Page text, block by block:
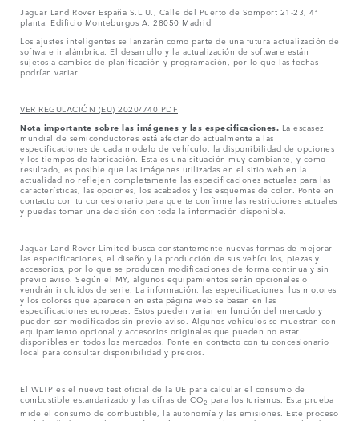
Jaguar Land Rover España S.L.U., Calle del Puerto de Somport 21-23, 4ª
planta, Edificio Monteburgos A, 28050 Madrid
Los ajustes inteligentes se lanzarán como parte de una futura actualización de
software inalámbrica. El desarrollo y la actualización de software están
sujetos a cambios de planificación y programación, por lo que las fechas
podrían variar.
VER REGULACIÓN (EU) 2020/740 PDF
Nota importante sobre las imágenes y las especificaciones. La escasez
mundial de semiconductores está afectando actualmente a las
especificaciones de cada modelo de vehículo, la disponibilidad de opciones
y los tiempos de fabricación. Esta es una situación muy cambiante, y como
resultado, es posible que las imágenes utilizadas en el sitio web en la
actualidad no reflejen completamente las especificaciones actuales para las
características, las opciones, los acabados y los esquemas de color. Ponte en
contacto con tu concesionario para que te confirme las restricciones actuales
y puedas tomar una decisión con toda la información disponible.
Jaguar Land Rover Limited busca constantemente nuevas formas de mejorar
las especificaciones, el diseño y la producción de sus vehículos, piezas y
accesorios, por lo que se producen modificaciones de forma continua y sin
previo aviso. Según el MY, algunos equipamientos serán opcionales o
vendrán incluidos de serie. La información, las especificaciones, los motores
y los colores que aparecen en esta página web se basan en las
especificaciones europeas. Estos pueden variar en función del mercado y
pueden ser modificados sin previo aviso. Algunos vehículos se muestran con
equipamiento opcional y accesorios originales que pueden no estar
disponibles en todos los mercados. Ponte en contacto con tu concesionario
local para consultar disponibilidad y precios.
El WLTP es el nuevo test oficial de la UE para calcular el consumo de
combustible estandarizado y las cifras de CO2 para los turismos. Esta prueba
mide el consumo de combustible, la autonomía y las emisiones. Este proceso